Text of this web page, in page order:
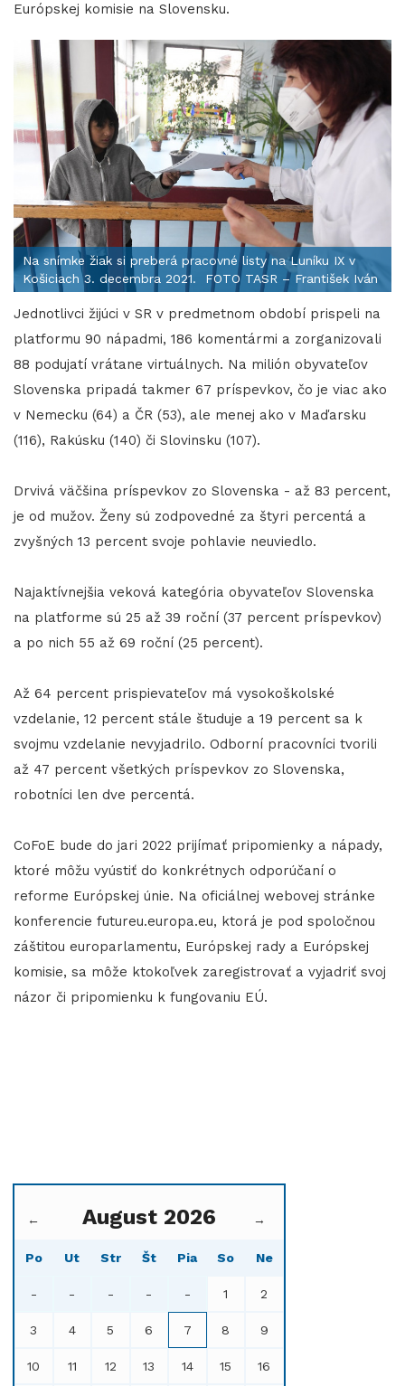
Európskej komisie na Slovensku.
Na snímke žiak si preberá pracovné listy na Luníku IX v
Košiciach 3. decembra 2021. FOTO TASR – František Iván
Jednotlivci žijúci v SR v predmetnom období prispeli na
platformu 90 nápadmi, 186 komentármi a zorganizovali
88 podujatí vrátane virtuálnych. Na milión obyvateľov
Slovenska pripadá takmer 67 príspevkov, čo je viac ako
v Nemecku (64) a ČR (53), ale menej ako v Maďarsku
(116), Rakúsku (140) či Slovinsku (107).
Drvivá väčšina príspevkov zo Slovenska - až 83 percent,
je od mužov. Ženy sú zodpovedné za štyri percentá a
zvyšných 13 percent svoje pohlavie neuviedlo.
Najaktívnejšia veková kategória obyvateľov Slovenska
na platforme sú 25 až 39 roční (37 percent príspevkov)
a po nich 55 až 69 roční (25 percent).
Až 64 percent prispievateľov má vysokoškolské
vzdelanie, 12 percent stále študuje a 19 percent sa k
svojmu vzdelanie nevyjadrilo. Odborní pracovníci tvorili
až 47 percent všetkých príspevkov zo Slovenska,
robotníci len dve percentá.
CoFoE bude do jari 2022 prijímať pripomienky a nápady,
ktoré môžu vyústiť do konkrétnych odporúčaní o
reforme Európskej únie. Na oficiálnej webovej stránke
konferencie futureu.europa.eu, ktorá je pod spoločnou
záštitou europarlamentu, Európskej rady a Európskej
komisie, sa môže ktokoľvek zaregistrovať a vyjadriť svoj
názor či pripomienku k fungovaniu EÚ.
← August 2026 →
Po Ut Str Št Pia So Ne
- - - - - 1 2
3 4 5 6 7 8 9
10 11 12 13 14 15 16